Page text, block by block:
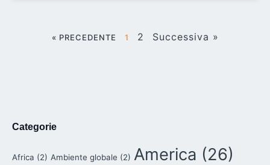
« PRECEDENTE 1 2 Successiva »
Categorie
Africa (2) Ambiente globale (2) America (26)